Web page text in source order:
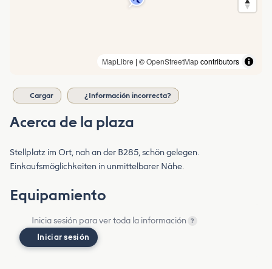
MapLibre | ©OpenStreetMapcontributors
Cargar ¿Información incorrecta?
Acerca de la plaza
Stellplatz im Ort, nah an der B285, schön gelegen.
Einkaufsmöglichkeiten in unmittelbarer Nähe.
Equipamiento
Inicia sesión para ver toda la información ?
Iniciar sesión